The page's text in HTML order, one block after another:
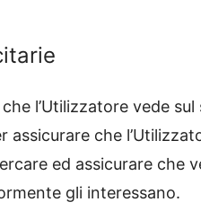
l’Utilizzatore vede
assicurare che
ed assicurare che
gli interessano.